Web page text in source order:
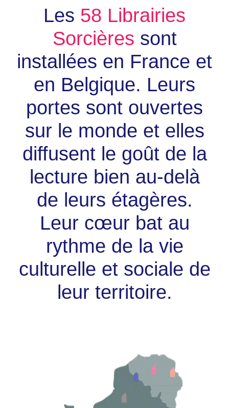
Les 58 Librairies
Sorcières sont
installées en France et
en Belgique. Leurs
portes sont ouvertes
sur le monde et elles
diffusent le goût de la
lecture bien au-delà
de leurs étagères.
Leur cœur bat au
rythme de la vie
culturelle et sociale de
leur territoire.